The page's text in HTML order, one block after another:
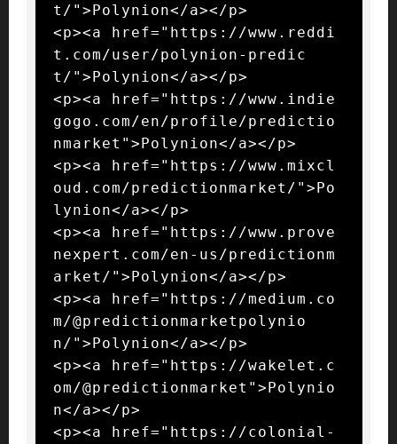
t/">Polynion</a></p>
<p><a href="https://www.reddi
t.com/user/polynion-predic
t/">Polynion</a></p>
<p><a href="https://www.indie
gogo.com/en/profile/predictio
nmarket">Polynion</a></p>
<p><a href="https://www.mixcl
oud.com/predictionmarket/">Po
lynion</a></p>
<p><a href="https://www.prove
nexpert.com/en-us/predictionm
arket/">Polynion</a></p>
<p><a href="https://medium.co
m/@predictionmarketpolynio
n/">Polynion</a></p>
<p><a href="https://wakelet.c
om/@predictionmarket">Polynio
n</a></p>
<p><a href="https://colonial-